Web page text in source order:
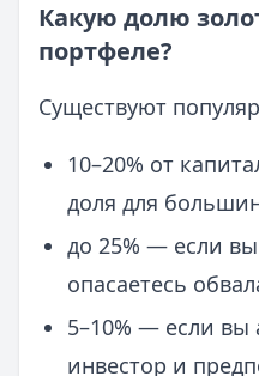
Какую долю
портфеле?
Существуют
10–20% от
доля для
до 25% — если
опасаетесь
5–10% — если вы
инвестор и